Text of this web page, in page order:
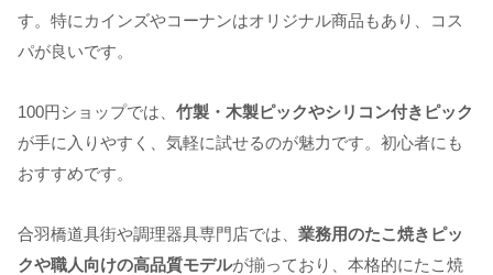
す。特にカインズやコーナンはオリジナル商品もあり、コス
パが良いです。
100円ショップでは、 竹製・木製ピックやシリコン付きピック
が手に入りやすく、気軽に試せるのが魅力です。初心者にも
おすすめです。
合羽橋道具街や調理器具専門店では、 業務用のたこ焼きピッ
クや職人向けの高品質モデルが揃っており、本格的にたこ焼